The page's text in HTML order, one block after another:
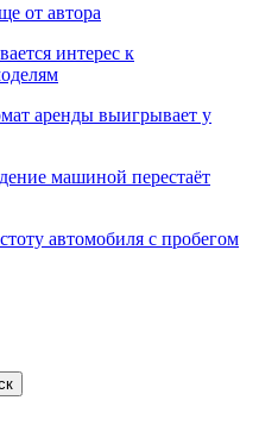
от автора
интерес к
аренды выигрывает у
машиной перестаёт
автомобиля с пробегом